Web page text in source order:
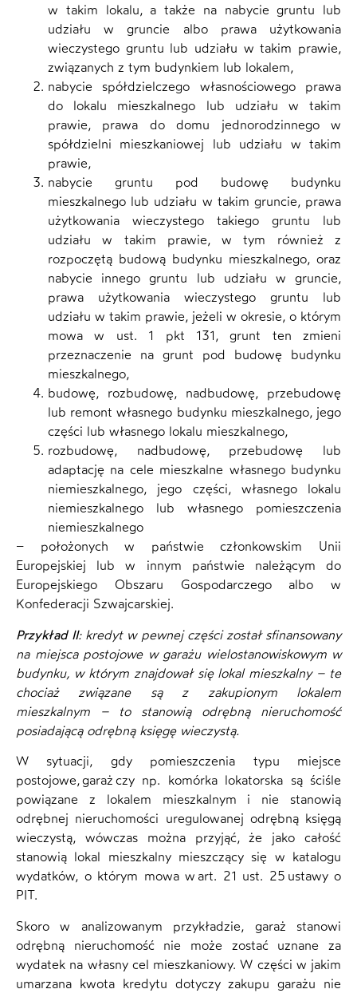
w takim lokalu, a także na nabycie gruntu lub
udziału w gruncie albo prawa użytkowania
wieczystego gruntu lub udziału w takim prawie,
związanych z tym budynkiem lub lokalem,
nabycie spółdzielczego własnościowego prawa
do lokalu mieszkalnego lub udziału w takim
prawie, prawa do domu jednorodzinnego w
spółdzielni mieszkaniowej lub udziału w takim
prawie,
nabycie gruntu pod budowę budynku
mieszkalnego lub udziału w takim gruncie, prawa
użytkowania wieczystego takiego gruntu lub
udziału w takim prawie, w tym również z
rozpoczętą budową budynku mieszkalnego, oraz
nabycie innego gruntu lub udziału w gruncie,
prawa użytkowania wieczystego gruntu lub
udziału w takim prawie, jeżeli w okresie, o którym
mowa w ust. 1 pkt 131, grunt ten zmieni
przeznaczenie na grunt pod budowę budynku
mieszkalnego,
budowę, rozbudowę, nadbudowę, przebudowę
lub remont własnego budynku mieszkalnego, jego
części lub własnego lokalu mieszkalnego,
rozbudowę, nadbudowę, przebudowę lub
adaptację na cele mieszkalne własnego budynku
niemieszkalnego, jego części, własnego lokalu
niemieszkalnego lub własnego pomieszczenia
niemieszkalnego
– położonych w państwie członkowskim Unii
Europejskiej lub w innym państwie należącym do
Europejskiego Obszaru Gospodarczego albo w
Konfederacji Szwajcarskiej.
Przykład II: kredyt w pewnej części został sfinansowany
na miejsca postojowe w garażu wielostanowiskowym w
budynku, w którym znajdował się lokal mieszkalny – te
chociaż związane są z zakupionym lokalem
mieszkalnym – to stanowią odrębną nieruchomość
posiadającą odrębną księgę wieczystą.
W sytuacji, gdy pomieszczenia typu miejsce
postojowe, garaż czy np. komórka lokatorska są ściśle
powiązane z lokalem mieszkalnym i nie stanowią
odrębnej nieruchomości uregulowanej odrębną księgą
wieczystą, wówczas można przyjąć, że jako całość
stanowią lokal mieszkalny mieszczący się w katalogu
wydatków, o którym mowa w art. 21 ust. 25 ustawy o
PIT.
Skoro w analizowanym przykładzie, garaż stanowi
odrębną nieruchomość nie może zostać uznane za
wydatek na własny cel mieszkaniowy. W części w jakim
umarzana kwota kredytu dotyczy zakupu garażu nie